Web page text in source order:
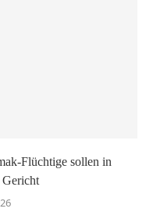
Flüchtige sollen in